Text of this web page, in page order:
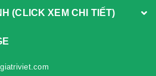
(CLICK XEM CHI TIẾT)